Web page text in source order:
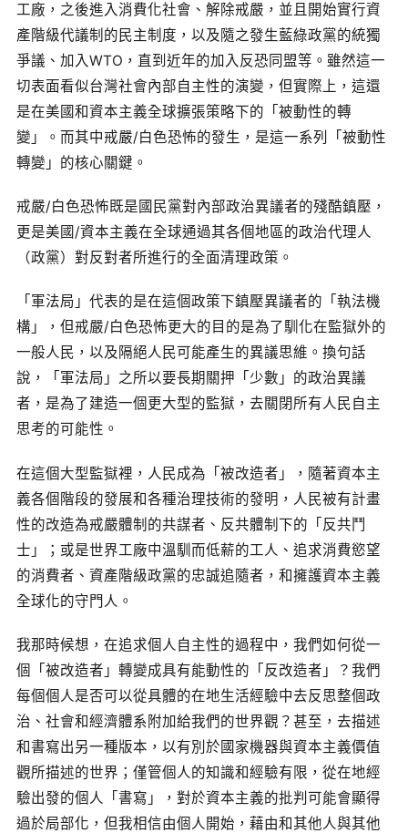
工廠，之後進入消費化社會、解除戒嚴，並且開始實行資
產階級代議制的民主制度，以及隨之發生藍綠政黨的統獨
爭議、加入WTO，直到近年的加入反恐同盟等。雖然這一
切表面看似台灣社會內部自主性的演變，但實際上，這還
是在美國和資本主義全球擴張策略下的「被動性的轉
變」。而其中戒嚴/白色恐怖的發生，是這一系列「被動性
轉變」的核心關鍵。
戒嚴/白色恐怖既是國民黨對內部政治異議者的殘酷鎮壓，
更是美國/資本主義在全球通過其各個地區的政治代理人
（政黨）對反對者所進行的全面清理政策。
「軍法局」代表的是在這個政策下鎮壓異議者的「執法機
構」，但戒嚴/白色恐怖更大的目的是為了馴化在監獄外的
一般人民，以及隔絕人民可能產生的異議思維。換句話
說，「軍法局」之所以要長期關押「少數」的政治異議
者，是為了建造一個更大型的監獄，去關閉所有人民自主
思考的可能性。
在這個大型監獄裡，人民成為「被改造者」，隨著資本主
義各個階段的發展和各種治理技術的發明，人民被有計畫
性的改造為戒嚴體制的共謀者、反共體制下的「反共鬥
士」；或是世界工廠中溫馴而低薪的工人、追求消費慾望
的消費者、資產階級政黨的忠誠追隨者，和擁護資本主義
全球化的守門人。
我那時候想，在追求個人自主性的過程中，我們如何從一
個「被改造者」轉變成具有能動性的「反改造者」？我們
每個個人是否可以從具體的在地生活經驗中去反思整個政
治、社會和經濟體系附加給我們的世界觀？甚至，去描述
和書寫出另一種版本，以有別於國家機器與資本主義價值
觀所描述的世界；僅管個人的知識和經驗有限，從在地經
驗出發的個人「書寫」，對於資本主義的批判可能會顯得
過於局部化，但我相信由個人開始，藉由和其他人與其他